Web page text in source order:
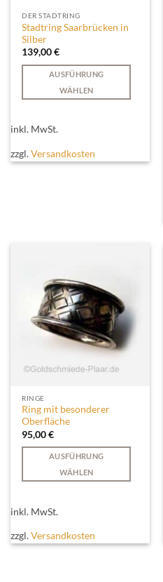
DER STADTRING
Stadtring Saarbrücken in
Silber
139,00€
AUSFÜHRUNG
WÄHLEN
weist
mehrere
Varianten
gewählt
werden
inkl. MwSt.
zzgl.Versandkosten
RINGE
Ring mit besonderer
Oberfläche
95,00€
AUSFÜHRUNG
WÄHLEN
weist
mehrere
Varianten
inkl. MwSt.
zzgl.Versandkosten